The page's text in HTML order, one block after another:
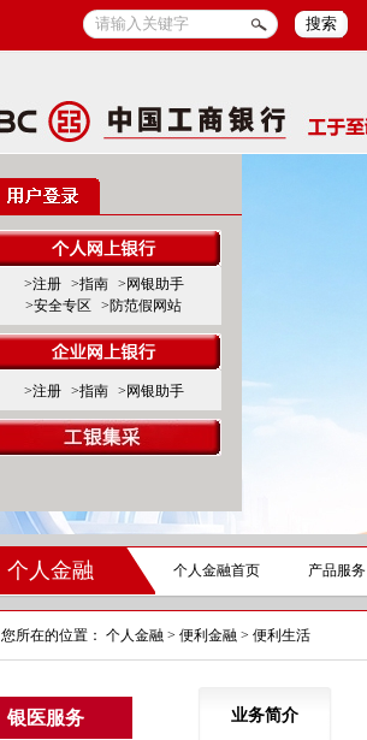
搜索
>注册 >指南
>网银助手
>安全专区
>防范假网站
>注册 >指南 >网银助手
个人金融 个人金融首页 产品服务
您所在的位置： 个人金融 > 便利金融 > 便利生活
银医服务 业务简介